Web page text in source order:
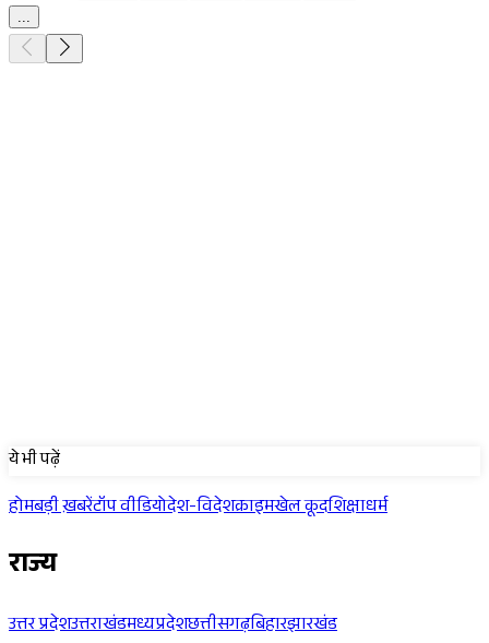
...
ये भी पढ़ें
होमबड़ी ख़बरेंटॉप वीडियोदेश-विदेशक्राइमखेल कूदशिक्षाधर्म
राज्य
उत्तर प्रदेशउत्तराखंडमध्यप्रदेशछत्तीसगढ़बिहारझारखंड